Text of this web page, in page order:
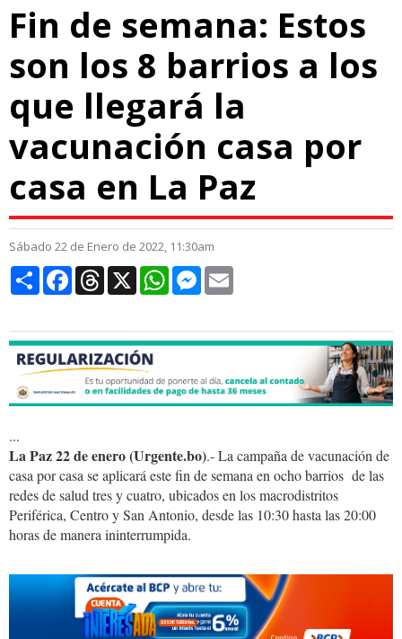
Fin de semana: Estos
son los 8 barrios a los
que llegará la
vacunación casa por
casa en La Paz
Sábado 22 de Enero de 2022, 11:30am
CompartirFacebookThreads
X WhatsAppMessenger
...
La Paz 22 de enero (Urgente.bo).- La campaña de vacunación de
casa por casa se aplicará este fin de semana en ocho barrios de las
redes de salud tres y cuatro, ubicados en los macrodistritos
Periférica, Centro y San Antonio, desde las 10:30 hasta las 20:00
horas de manera ininterrumpida.